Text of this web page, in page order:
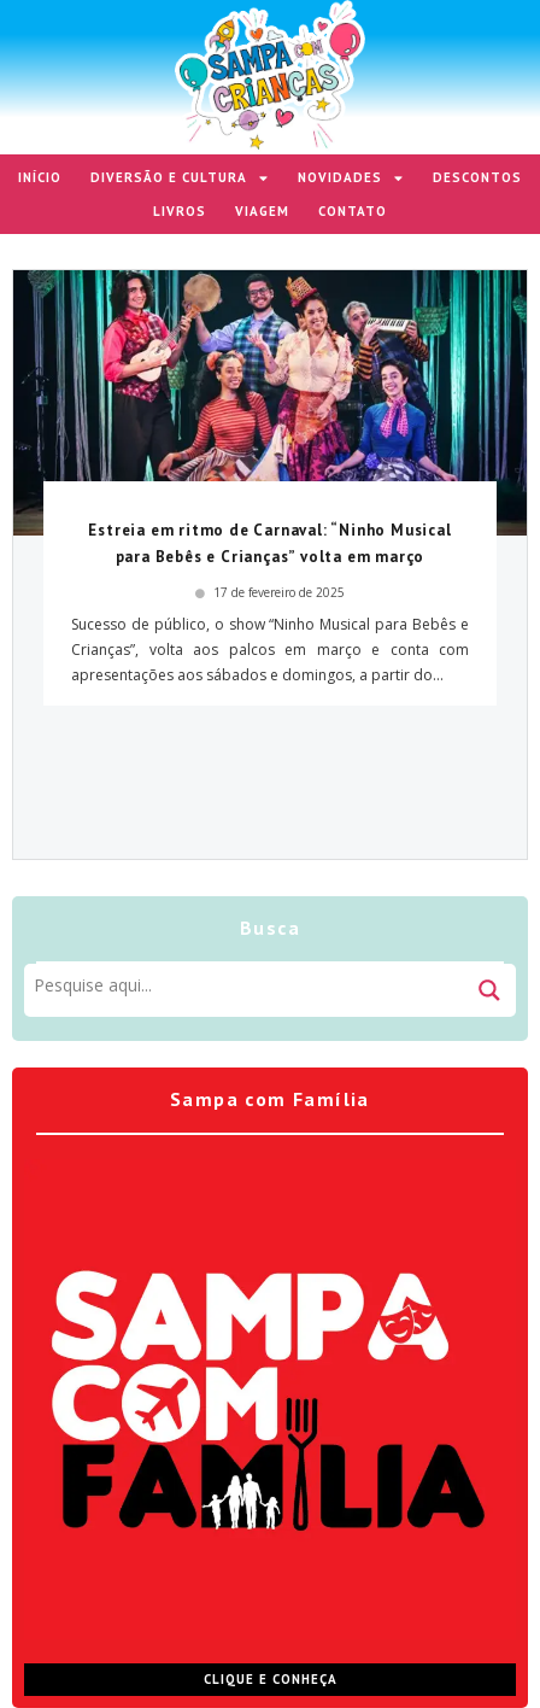
INÍCIO DIVERSÃO E CULTURA NOVIDADES
DESCONTOS
LIVROS
VIAGEM CONTATO
Estreia em ritmo de Carnaval: “Ninho Musical
para Bebês e Crianças” volta em março
17 de fevereiro de 2025
Sucesso de público, o show “Ninho Musical para Bebês e
Crianças”, volta aos palcos em março e conta com
apresentações aos sábados e domingos, a partir do...
Busca
Sampa com Família
CLIQUE E CONHEÇA